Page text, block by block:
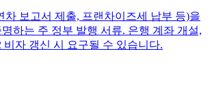
차 보고서 제출, 프랜차이즈세 납부 등)을
하는 주 정부 발행 서류. 은행 계좌 개설,
비자 갱신 시 요구될 수 있습니다.